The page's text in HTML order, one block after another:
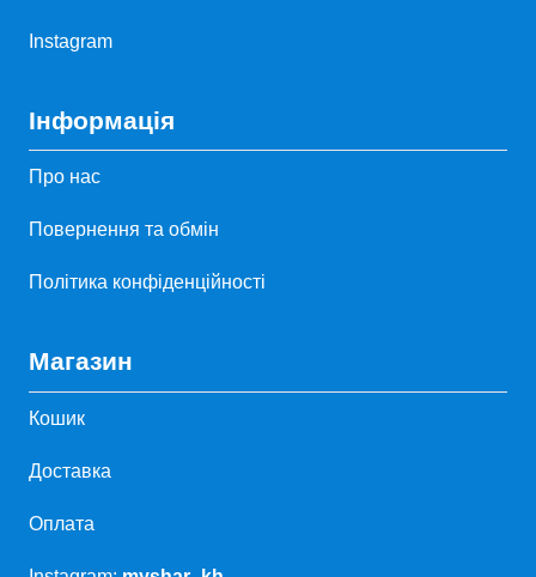
Instagram
Інформація
Про нас
Повернення та обмін
Політика конфіденційності
Магазин
Кошик
Доставка
Оплата